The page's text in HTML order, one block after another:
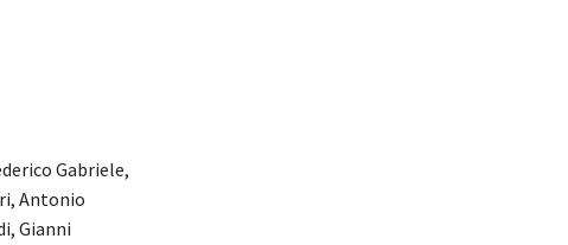
Gabriele,
Antonio
Gianni